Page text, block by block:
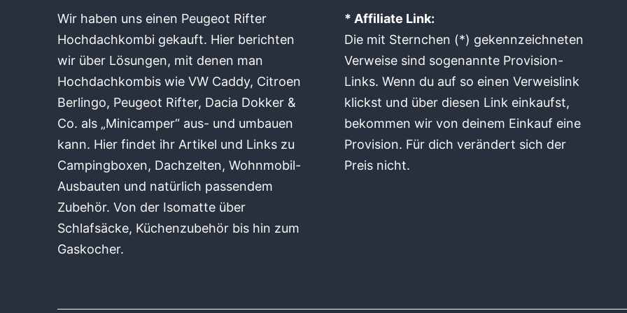
Wir haben uns einen Peugeot Rifter
Hochdachkombi gekauft. Hier berichten
wir über Lösungen, mit denen man
Hochdachkombis wie VW Caddy, Citroen
Berlingo, Peugeot Rifter, Dacia Dokker &
Co. als „Minicamper“ aus- und umbauen
kann. Hier findet ihr Artikel und Links zu
Campingboxen, Dachzelten, Wohnmobil-
Ausbauten und natürlich passendem
Zubehör. Von der Isomatte über
Schlafsäcke, Küchenzubehör bis hin zum
Gaskocher.
* Affiliate Link:
Die mit Sternchen (*) gekennzeichneten
Verweise sind sogenannte Provision-
Links. Wenn du auf so einen Verweislink
klickst und über diesen Link einkaufst,
bekommen wir von deinem Einkauf eine
Provision. Für dich verändert sich der
Preis nicht.